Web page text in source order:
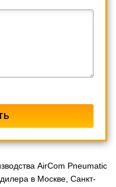
AirCom Pneumatic
в Москве, Санкт-